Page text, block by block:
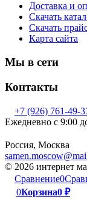
Доставка и
Скачать
Скачать
Карта сайта
Мы в сети
Контакты
+7 (926) 761-49-
Ежедневно с 9:00
Россия, Москва
© 2026 интернет
Сравнение0
0Корзина0 ₽